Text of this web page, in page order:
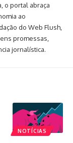
o portal abraça
ao
do Web Flush,
promessas,
jornalística.
NOTÍCIAS